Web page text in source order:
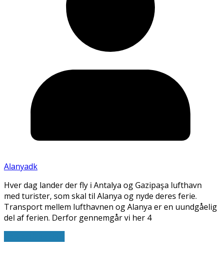
Alanyadk
Hver dag lander der fly i Antalya og Gazipaşa lufthavn
med turister, som skal til Alanya og nyde deres ferie.
Transport mellem lufthavnen og Alanya er en uundgåelig
del af ferien. Derfor gennemgår vi her 4